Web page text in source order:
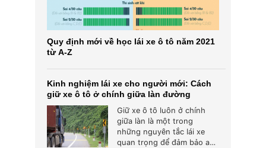
Quy định mới về học lái xe ô tô năm 2021
từ A-Z
Kinh nghiệm lái xe cho người mới: Cách
giữ xe ô tô ở chính giữa làn đường
Giữ xe ô tô luôn ở chính
giữa làn là một trong
những nguyên tắc lái xe
quan trọng để đảm bảo an